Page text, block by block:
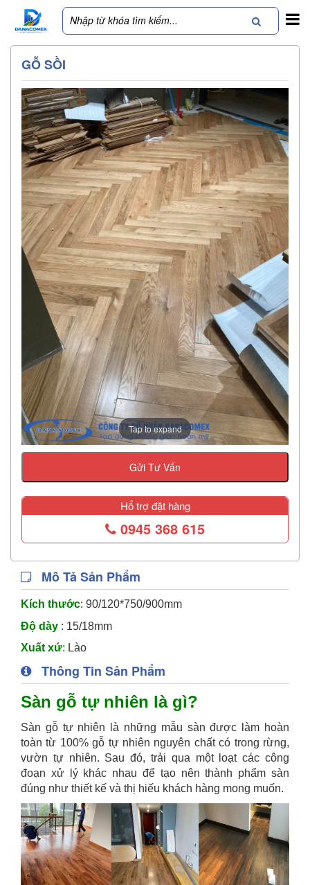
GỖ SỒI
Tap to expand
Gửi Tư Vấn
Hổ trợ đặt hàng
0945 368 615
Mô Tả Sản Phẩm
Kích thước: 90/120*750/900mm
Độ dày : 15/18mm
Xuất xứ: Lào
Thông Tin Sản Phẩm
Sàn gỗ tự nhiên là gì?
Sàn gỗ tự nhiên là những mẫu sàn được làm hoàn
toàn từ 100% gỗ tự nhiên nguyên chất có trong rừng,
vườn tự nhiên. Sau đó, trải qua một loạt các công
đoạn xử lý khác nhau để tạo nên thành phẩm sàn
đúng như thiết kế và thị hiếu khách hàng mong muốn.